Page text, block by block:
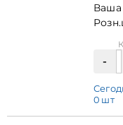
Ваша
0 шт